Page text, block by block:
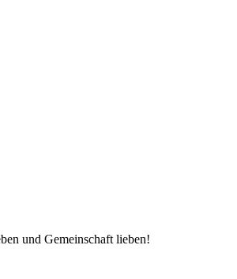
und Gemeinschaft lieben!